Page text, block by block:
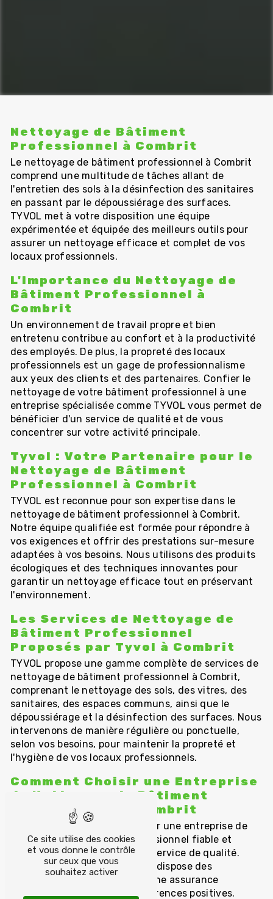
Nettoyage de Bâtiment
Professionnel à Combrit
Le nettoyage de bâtiment professionnel à Combrit
comprend une multitude de tâches allant de
l'entretien des sols à la désinfection des sanitaires
en passant par le dépoussiérage des surfaces.
TYVOL met à votre disposition une équipe
expérimentée et équipée des meilleurs outils pour
assurer un nettoyage efficace et complet de vos
locaux professionnels.
L'Importance du Nettoyage de
Bâtiment Professionnel à
Combrit
Un environnement de travail propre et bien
entretenu contribue au confort et à la productivité
des employés. De plus, la propreté des locaux
professionnels est un gage de professionnalisme
aux yeux des clients et des partenaires. Confier le
nettoyage de votre bâtiment professionnel à une
entreprise spécialisée comme TYVOL vous permet de
bénéficier d'un service de qualité et de vous
concentrer sur votre activité principale.
Tyvol : Votre Partenaire pour le
Nettoyage de Bâtiment
Professionnel à Combrit
TYVOL est reconnue pour son expertise dans le
nettoyage de bâtiment professionnel à Combrit.
Notre équipe qualifiée est formée pour répondre à
vos exigences et offrir des prestations sur-mesure
adaptées à vos besoins. Nous utilisons des produits
écologiques et des techniques innovantes pour
garantir un nettoyage efficace tout en préservant
l'environnement.
Les Services de Nettoyage de
Bâtiment Professionnel
Proposés par Tyvol à Combrit
TYVOL propose une gamme complète de services de
nettoyage de bâtiment professionnel à Combrit,
comprenant le nettoyage des sols, des vitres, des
sanitaires, des espaces communs, ainsi que le
dépoussiérage et la désinfection des surfaces. Nous
intervenons de manière régulière ou ponctuelle,
selon vos besoins, pour maintenir la propreté et
l'hygiène de vos locaux professionnels.
Comment Choisir une Entreprise
de Nettoyage de Bâtiment
Professionnel à Combrit
Il est important de sélectionner une entreprise de
nettoyage de bâtiment professionnel fiable et
compétente pour garantir un service de qualité.
Assurez-vous que l'entreprise dispose des
certifications nécessaires, d'une assurance
responsabilité civile et de références positives.
Ce site utilise des cookies
et vous donne le contrôle
sur ceux que vous
souhaitez activer